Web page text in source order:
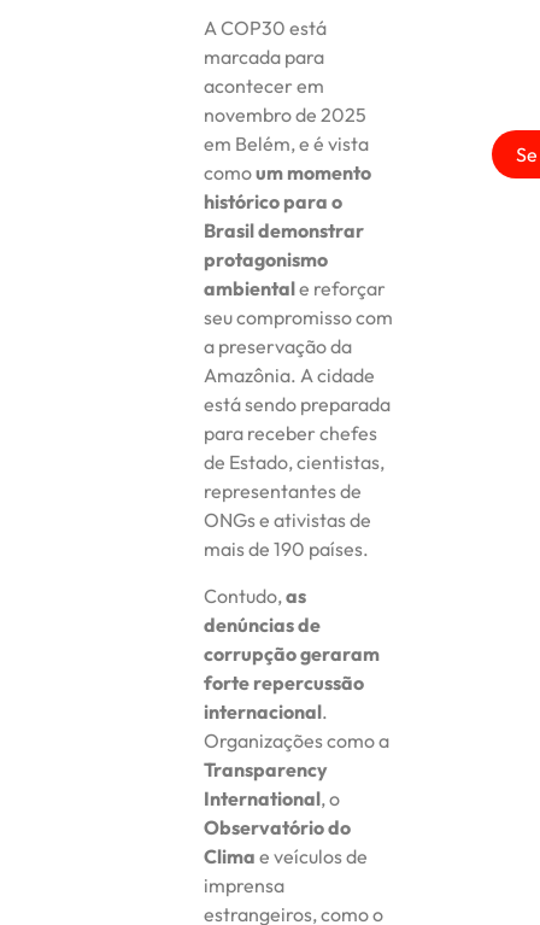
A COP30 está
marcada para
acontecer em
novembro de 2025
em Belém, e é vista
comoum momento
histórico para o
Brasil demonstrar
protagonismo
ambientale reforçar
seu compromisso com
a preservação da
Amazônia. A cidade
está sendo preparada
para receber chefes
de Estado, cientistas,
representantes de
ONGs e ativistas de
mais de 190 países.
Contudo,as
denúncias de
corrupção geraram
forte repercussão
internacional.
Organizações como a
Transparency
International, o
Observatório do
Clima e veículos de
imprensa
estrangeiros, como o